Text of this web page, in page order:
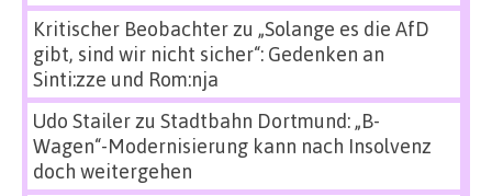
Kritischer Beobachterzu „Solange es die AfD
gibt, sind wir nicht sicher“: Gedenken an
Sinti:zze und Rom:nja
Udo Stailerzu Stadtbahn Dortmund: „B-
Wagen“-Modernisierung kann nach Insolvenz
doch weitergehen